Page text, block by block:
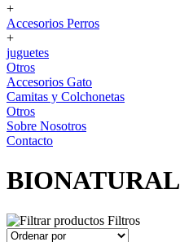
+
Accesorios Perros
+
juguetes
Otros
Accesorios Gato
Camitas y Colchonetas
Otros
Sobre Nosotros
Contacto
BIONATURAL
Filtros